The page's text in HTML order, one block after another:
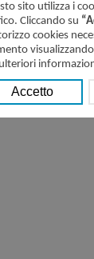
sito utilizza i
Cliccando su
cookies